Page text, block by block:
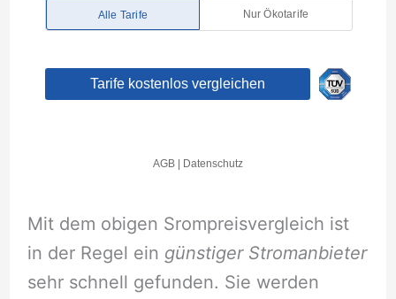
Mit dem obigen Srompreisvergleich ist
in der Regel ein günstiger Stromanbieter
sehr schnell gefunden. Sie werden